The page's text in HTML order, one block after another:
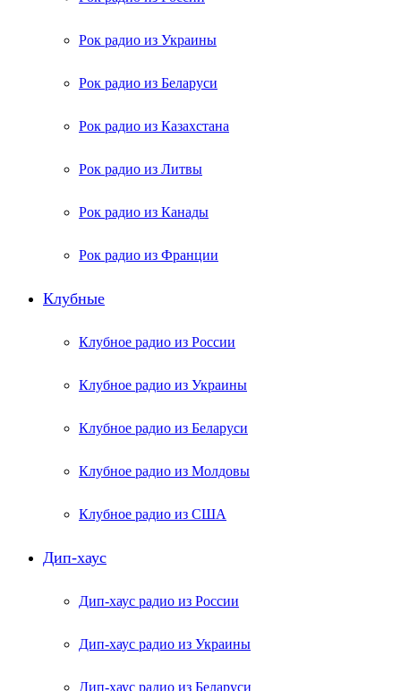
Рок радио из Украины
Рок радио из Беларуси
Рок радио из Казахстана
Рок радио из Литвы
Рок радио из Канады
Рок радио из Франции
Клубные
Клубное радио из России
Клубное радио из Украины
Клубное радио из Беларуси
Клубное радио из Молдовы
Клубное радио из США
Дип-хаус
Дип-хаус радио из России
Дип-хаус радио из Украины
Дип-хаус радио из Беларуси